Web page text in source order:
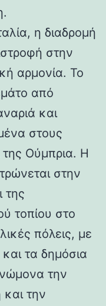
η διαδρομή
στην
αρμονία. Το
από
και
στους
Ούμπρια. Η
στην
της
τοπίου στο
πόλεις, με
τα δημόσια
την
την